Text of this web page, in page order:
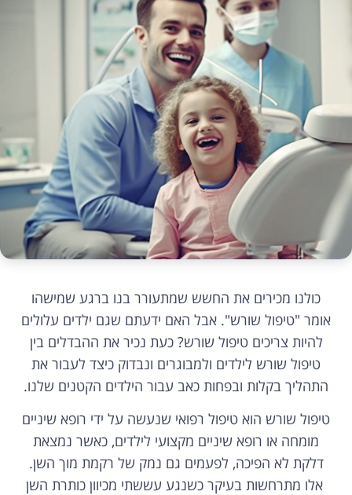
כולנו מכירים את החשש שמתעורר בנו ברגע שמישהו
אומר "טיפול שורש". אבל האם ידעתם שגם ילדים עלולים
להיות צריכים טיפול שורש? כעת נכיר את ההבדלים בין
טיפול שורש לילדים ולמבוגרים ונבדוק כיצד לעבור את
התהליך בקלות ובפחות כאב עבור הילדים הקטנים שלנו.
טיפול שורש הוא טיפול רפואי שנעשה על ידי רופא שיניים
מומחה או רופא שיניים מקצועי לילדים, כאשר נמצאת
דלקת לא הפיכה, לפעמים גם נמק של רקמת מוך השן.
אלו מתרחשות בעיקר כשנגע עששתי מכיוון כותרת השן